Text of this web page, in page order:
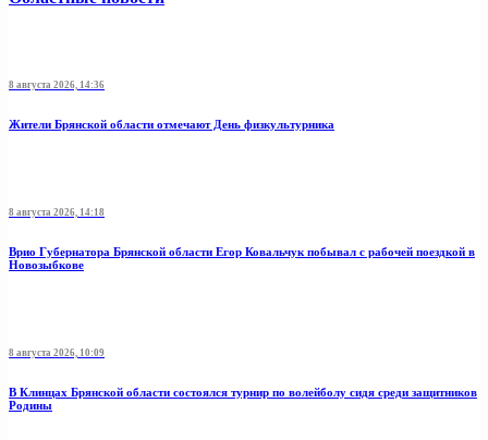
8 августа 2026, 14:36
Жители Брянской области отмечают День физкультурника
8 августа 2026, 14:18
Врио Губернатора Брянской области Егор Ковальчук побывал с рабочей поездкой в
Новозыбкове
8 августа 2026, 10:09
В Клинцах Брянской области состоялся турнир по волейболу сидя среди защитников
Родины